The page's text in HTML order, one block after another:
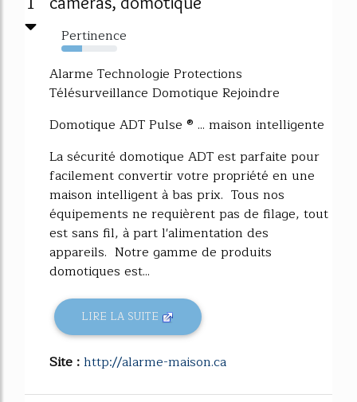
Pertinence
37%
Alarme Technologie Protections
Télésurveillance Domotique Rejoindre
Domotique ADT Pulse ® ... maison intelligente
La sécurité domotique ADT est parfaite pour
facilement convertir votre propriété en une
maison intelligent à bas prix. Tous nos
équipements ne requièrent pas de filage, tout
est sans fil, à part l'alimentation des
appareils. Notre gamme de produits
domotiques est...
LIRE LA SUITE
Site :http://alarme-maison.ca